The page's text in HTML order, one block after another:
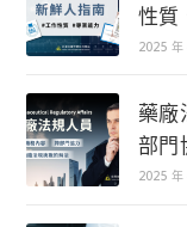
性質
2025 年
藥廠
部門
2025 年